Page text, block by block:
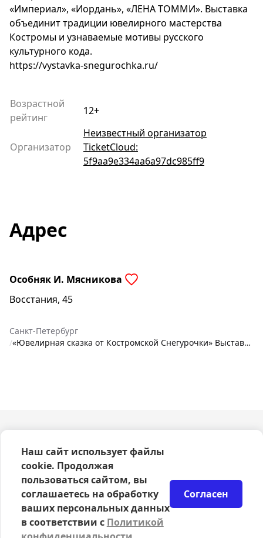
«Империал», «Иордань», «ЛЕНА ТОММИ». Выставка
объединит традиции ювелирного мастерства
Костромы и узнаваемые мотивы русского
культурного кода.
https://vystavka-snegurochka.ru/
Возрастной
рейтинг
12+
Организатор
Неизвестный организатор
TicketCloud:
5f9aa9e334aa6a97dc985ff9
Адрес
Особняк И. Мясникова
Восстания, 45
Санкт-Петербург
/
«Ювелирная сказка от Костромской Снегурочки» Выставка ювелирного искусства брендов Костромской области
Оферта
Политика конфиденциальности
Согласие на обработку персональных данных
Правила возврата билетов
Возврат билетов
Организаторам
© 2024-2026 ООО Сцена
Наш сайт использует файлы
cookie. Продолжая
пользоваться сайтом, вы
соглашаетесь на обработку
ваших персональных данных
в соответствии с Политикой
Согласен